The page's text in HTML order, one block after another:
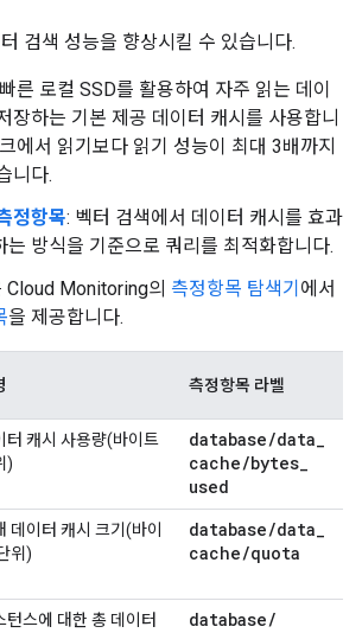
검색 성능을 향상시킬 수 있습니다.
른 로컬 SSD를 활용하여 자주 읽는 데이
장하는 기본 제공 데이터 캐시를 사용합니
에서 읽기보다 읽기 성능이 최대 3배까지
니다.
정항목: 벡터 검색에서 데이터 캐시를 효과
는 방식을 기준으로 쿼리를 최적화합니다.
Cloud Monitoring의 측정항목 탐색기 에서
을 제공합니다.
측정항목 라벨
터 캐시 사용량(바이트
)
database/data_
cache/bytes_
used
데이터 캐시 크기(바이
위)
database/data_
cache/quota
턴스에 대한 총 데이터 database/